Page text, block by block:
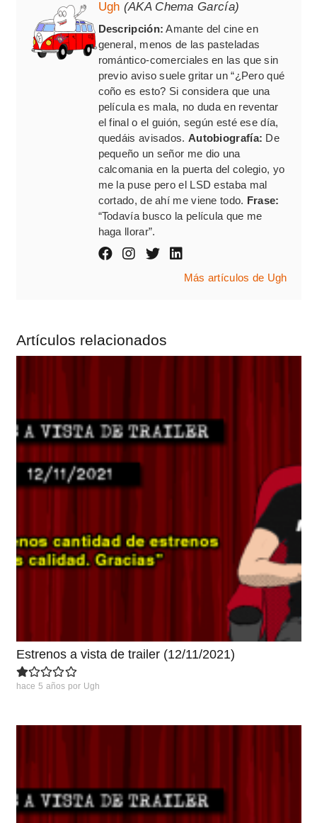
Ugh (AKA Chema García)
Descripción: Amante del cine en
general, menos de las pasteladas
romántico-comerciales en las que sin
previo aviso suele gritar un “¿Pero qué
coño es esto? Si considera que una
película es mala, no duda en reventar
el final o el guión, según esté ese día,
quedáis avisados. Autobiografía: De
pequeño un señor me dio una
calcomania en la puerta del colegio, yo
me la puse pero el LSD estaba mal
cortado, de ahí me viene todo. Frase:
“Todavía busco la película que me
haga llorar”.
Más artículos de Ugh
Artículos relacionados
Estrenos a vista de trailer (12/11/2021)
hace 5 años por Ugh